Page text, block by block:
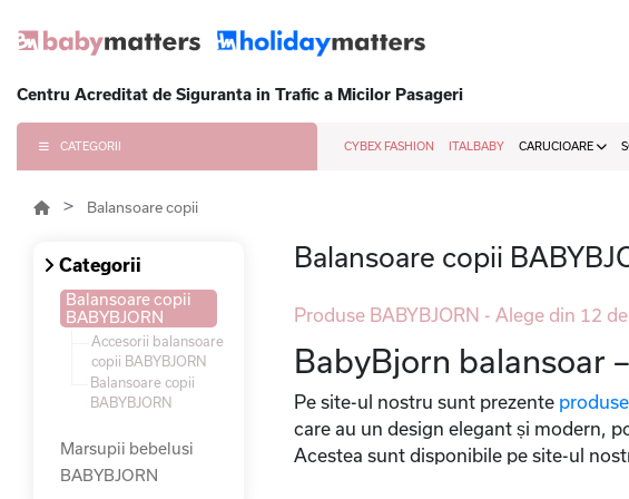
Centru Acreditat de Siguranta in Trafic a Micilor Pasageri
CATEGORII CYBEX FASHION ITALBABY CARUCIOARE
Balansoare copii
Categorii
Balansoare copii
BABYBJORN
Accesorii balansoare
copii BABYBJORN
Balansoare copii
BABYBJORN
Marsupii bebelusi
BABYBJORN
Balansoare copii
Produse BABYBJORN - Alege din 12
BabyBjorn balansoar
Pe site-ul nostru sunt prezente
care au un design elegant și modern,
Acestea sunt disponibile pe site-ul